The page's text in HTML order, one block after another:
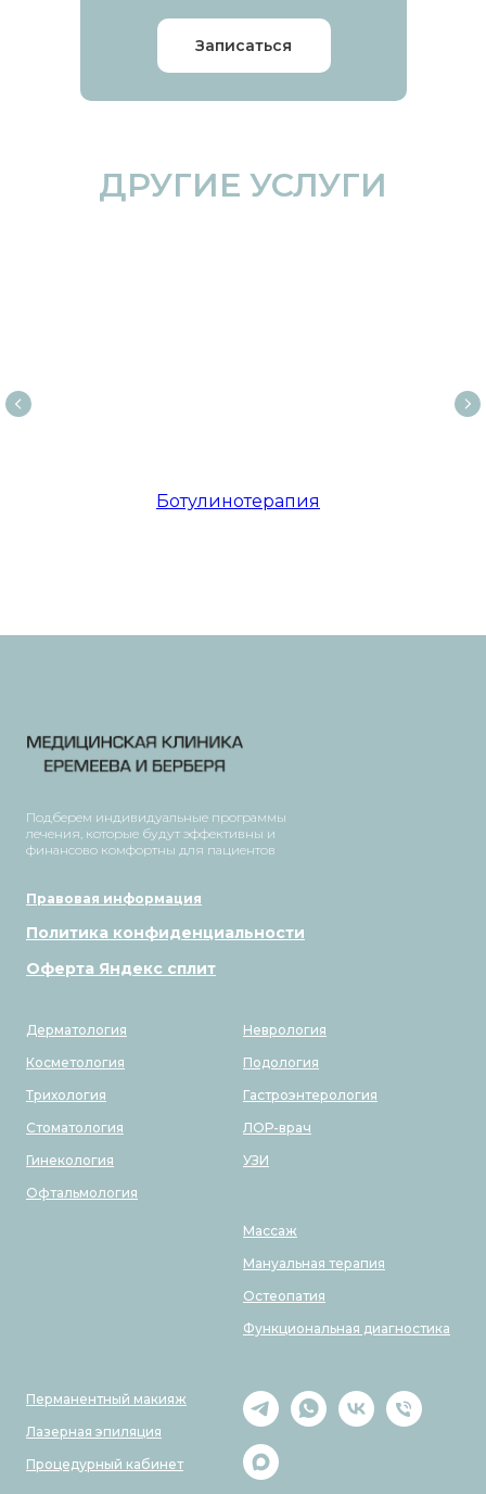
Записаться
ДРУГИЕ УСЛУГИ
Ботулинотерапия
Подберем индивидуальные программы
лечения, которые будут эффективны и
финансово комфортны для пациентов
Правовая информация
Политика конфиденциальности
Оферта Яндекс сплит
Дерматология
Косметология
Трихология
Стоматология
Гинекология
Офтальмология
Неврология
Подология
Гастроэнтерология
ЛОР-врач
УЗИ
Массаж
Мануальная терапия
Остеопатия
Функциональная диагностика
Перманентный макияж
Лазерная эпиляция
Процедурный кабинет